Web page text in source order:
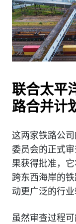
联合太平
路合并计
这两家铁路公
委员会的正式
果获得批准，
跨东西海岸的
动更广泛的行业
虽然审查过程